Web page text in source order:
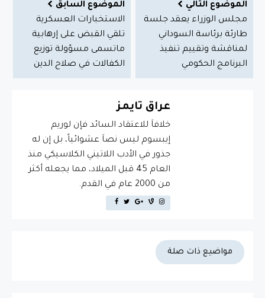
الموضوع التالي
مجلس الوزراء يعقد جلسة
طارئة برئاسة السوداني
لمناقشة وتقييم تنفيذ
البرنامج الحكومي
الموضوع السابق
الاستخبارات العسكرية
تلقي القبض على إرهابية
ماتسمى مسؤولة توزيع
الكفالات في صلاح الدين
عراق تايمز
خلافاَ للاعتقاد السائد فإن لوريم
إيبسوم ليس نصاَ عشوائياً، بل إن له
جذور في الأدب اللاتيني الكلاسيكي منذ
العام 45 قبل الميلاد، مما يجعله أكثر
من 2000 عام في القدم.
مواضيع ذات صلة